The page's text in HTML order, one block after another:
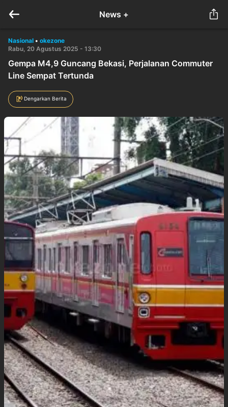
News +
Nasional • okezone
Rabu, 20 Agustus 2025 - 13:30
Gempa M4,9 Guncang Bekasi, Perjalanan Commuter
Line Sempat Tertunda
Dengarkan Berita